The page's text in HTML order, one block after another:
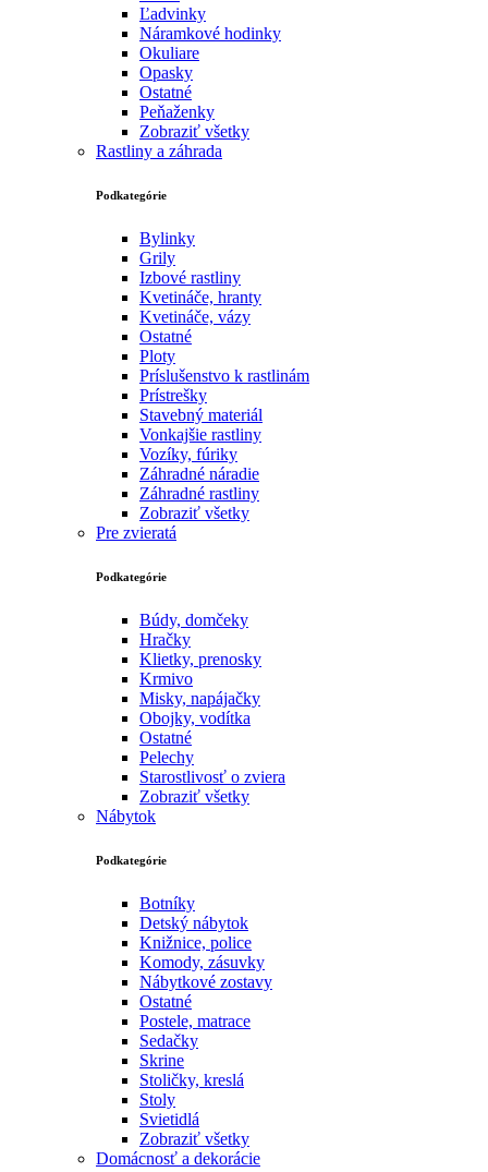
Ľadvinky
Náramkové hodinky
Okuliare
Opasky
Ostatné
Peňaženky
Zobraziť všetky
Rastliny a záhrada
Podkategórie
Bylinky
Grily
Izbové rastliny
Kvetináče, hranty
Kvetináče, vázy
Ostatné
Ploty
Príslušenstvo k rastlinám
Prístrešky
Stavebný materiál
Vonkajšie rastliny
Vozíky, fúriky
Záhradné náradie
Záhradné rastliny
Zobraziť všetky
Pre zvieratá
Podkategórie
Búdy, domčeky
Hračky
Klietky, prenosky
Krmivo
Misky, napájačky
Obojky, vodítka
Ostatné
Pelechy
Starostlivosť o zviera
Zobraziť všetky
Nábytok
Podkategórie
Botníky
Detský nábytok
Knižnice, police
Komody, zásuvky
Nábytkové zostavy
Ostatné
Postele, matrace
Sedačky
Skrine
Stoličky, kreslá
Stoly
Svietidlá
Zobraziť všetky
Domácnosť a dekorácie